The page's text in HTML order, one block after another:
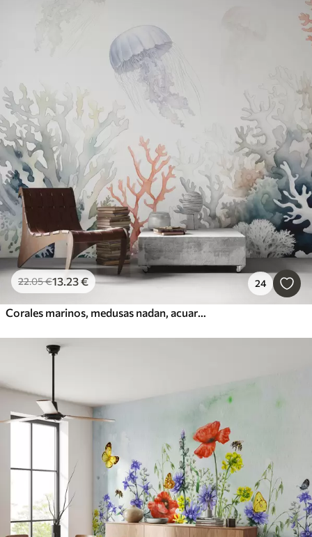
22.05€13.23€ 24
Corales marinos, medusas nadan, acuarela, gris, azul, rojo